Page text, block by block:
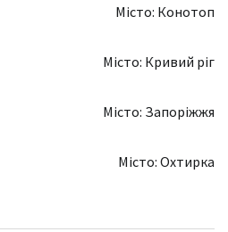
Місто: Конотоп
Місто: Кривий ріг
Місто: Запоріжжя
Місто: Охтирка